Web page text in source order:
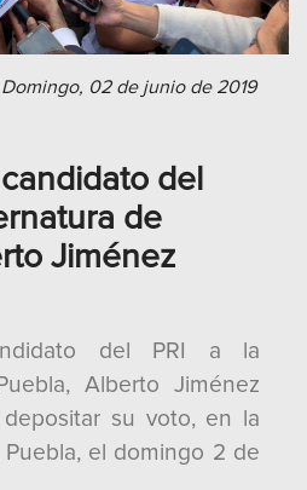
Domingo, 02 de junio de 2019
del
de
Jiménez
del PRI a la
Alberto Jiménez
su voto, en la
el domingo 2 de